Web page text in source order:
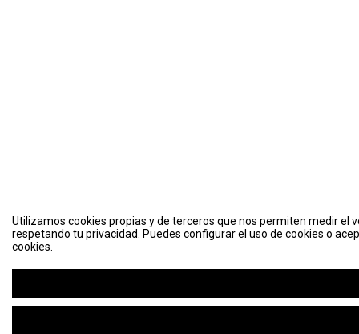
Utilizamos cookies propias y de terceros que nos permiten medir el
respetando tu privacidad. Puedes configurar el uso de cookies o
cookies.